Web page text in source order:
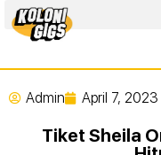
Admin April 7, 2023
Tiket Sheila